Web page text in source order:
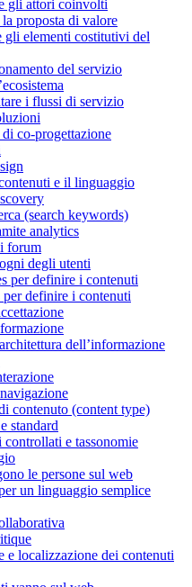
gli attori coinvolti
proposta di valore
gli elementi costitutivi del
del servizio
i flussi di servizio
co-progettazione
e il linguaggio
(search keywords)
analytics
forum
degli utenti
per definire i contenuti
per definire i contenuti
dell’informazione
contenuto (content type)
standard
e tassonomie
le persone sul web
un linguaggio semplice
e localizzazione dei contenuti